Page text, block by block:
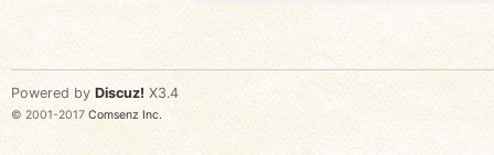
Powered by Discuz! X3.4
© 2001-2017 Comsenz Inc.